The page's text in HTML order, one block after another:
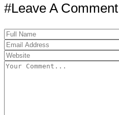
#Leave A Comment